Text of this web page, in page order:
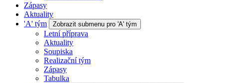
Zápasy
Aktuality
'A' tým
Zobrazit submenu pro 'A' tým
Letní příprava
Aktuality
Soupiska
Realizační tým
Zápasy
Tabulka